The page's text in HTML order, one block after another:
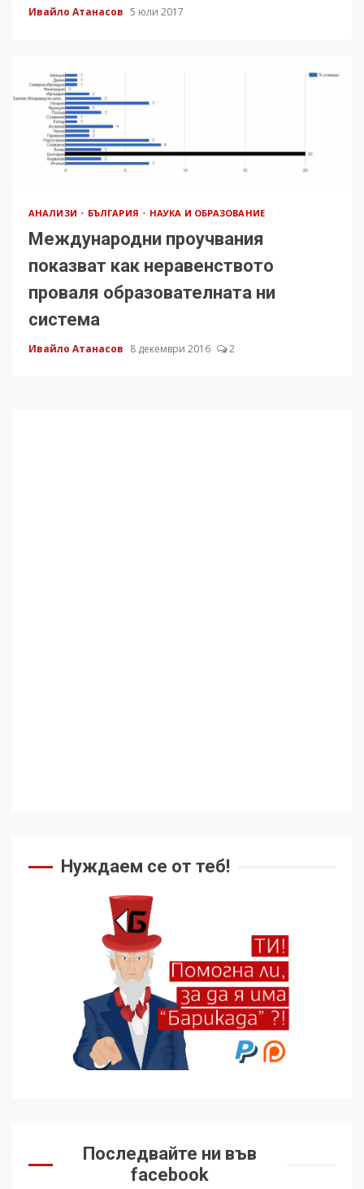
Ивайло Атанасов 5 юли 2017
АНАЛИЗИ БЪЛГАРИЯ НАУКА И ОБРАЗОВАНИЕ
Международни проучвания
показват как неравенството
проваля образователната ни
система
Ивайло Атанасов 8 декември 2016 2
Нуждаем се от теб!
Последвайте ни във
facebook